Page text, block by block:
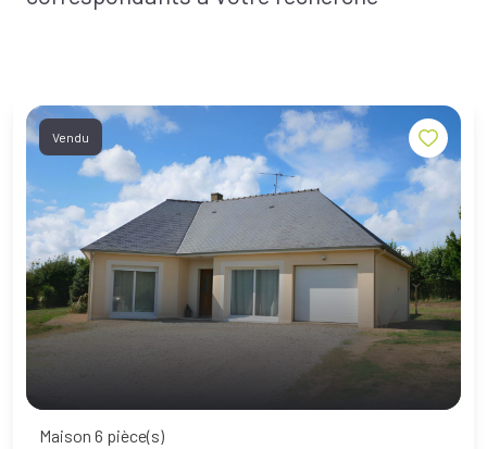
Vendu
Maison 6 pièce(s)